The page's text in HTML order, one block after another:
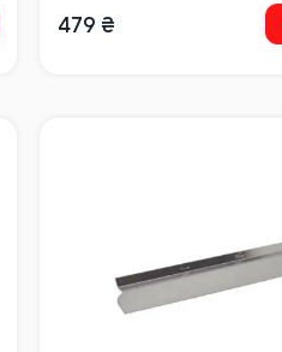
479 ₴